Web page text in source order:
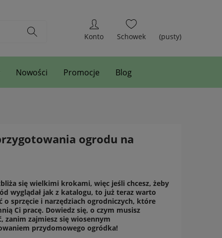
(pusty)
Nowości Promocje Blog
ogrodu na
się wielkimi krokami, więc jeśli chcesz, żeby
wyglądał jak z katalogu, to już teraz warto
o sprzęcie i narzędziach ogrodniczych, które
Ci pracę. Dowiedz się, o czym musisz
zanim zajmiesz się wiosennym
przydomowego ogródka!